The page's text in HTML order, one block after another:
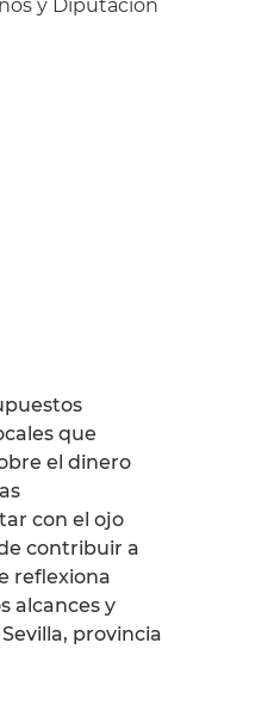
y Diputacion
que
el dinero
con el ojo
contribuir a
reflexiona
alcances y
provincia